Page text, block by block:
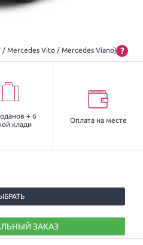
/ Mercedes Vito / Mercedes Viano) ?
+ 6
клади
Оплата на месте
ЗАКАЗ